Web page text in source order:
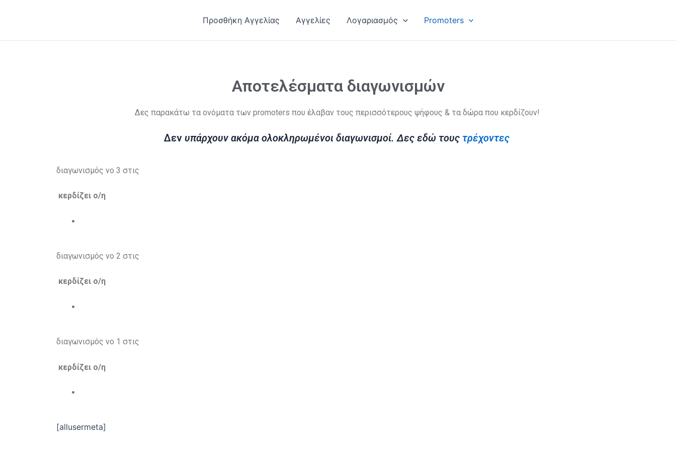
Προσθήκη Αγγελίας Αγγελίες Λογαριασμός Promoters
Αποτελέσματα διαγωνισμών
Δες παρακάτω τα ονόματα των promoters που έλαβαν τους περισσότερους ψήφους & τα δώρα που κερδίζουν!
Δεν υπάρχουν ακόμα ολοκληρωμένοι διαγωνισμοί. Δες εδώ τους τρέχοντες
διαγωνισμός νο 3 στις
κερδίζει ο/η
διαγωνισμός νο 2 στις
κερδίζει ο/η
διαγωνισμός νο 1 στις
κερδίζει ο/η
[allusermeta]